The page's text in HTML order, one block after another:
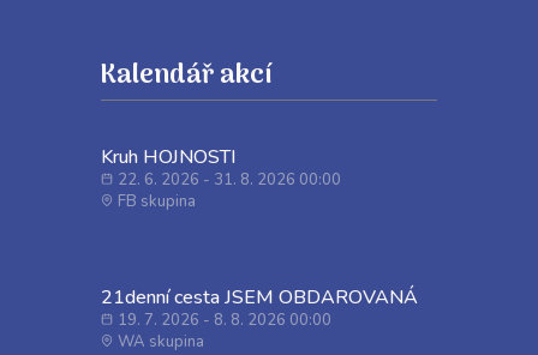
Kalendář akcí
Kruh HOJNOSTI
22. 6. 2026 - 31. 8. 2026 00:00
FB skupina
21denní cesta JSEM OBDAROVANÁ
19. 7. 2026 - 8. 8. 2026 00:00
WA skupina